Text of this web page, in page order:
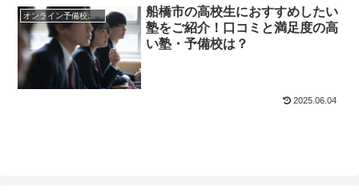
オンライン予備校・塾の活用法
船橋市の高校生におすすめしたい
塾をご紹介！口コミと満足度の高
い塾・予備校は？
2025.06.04